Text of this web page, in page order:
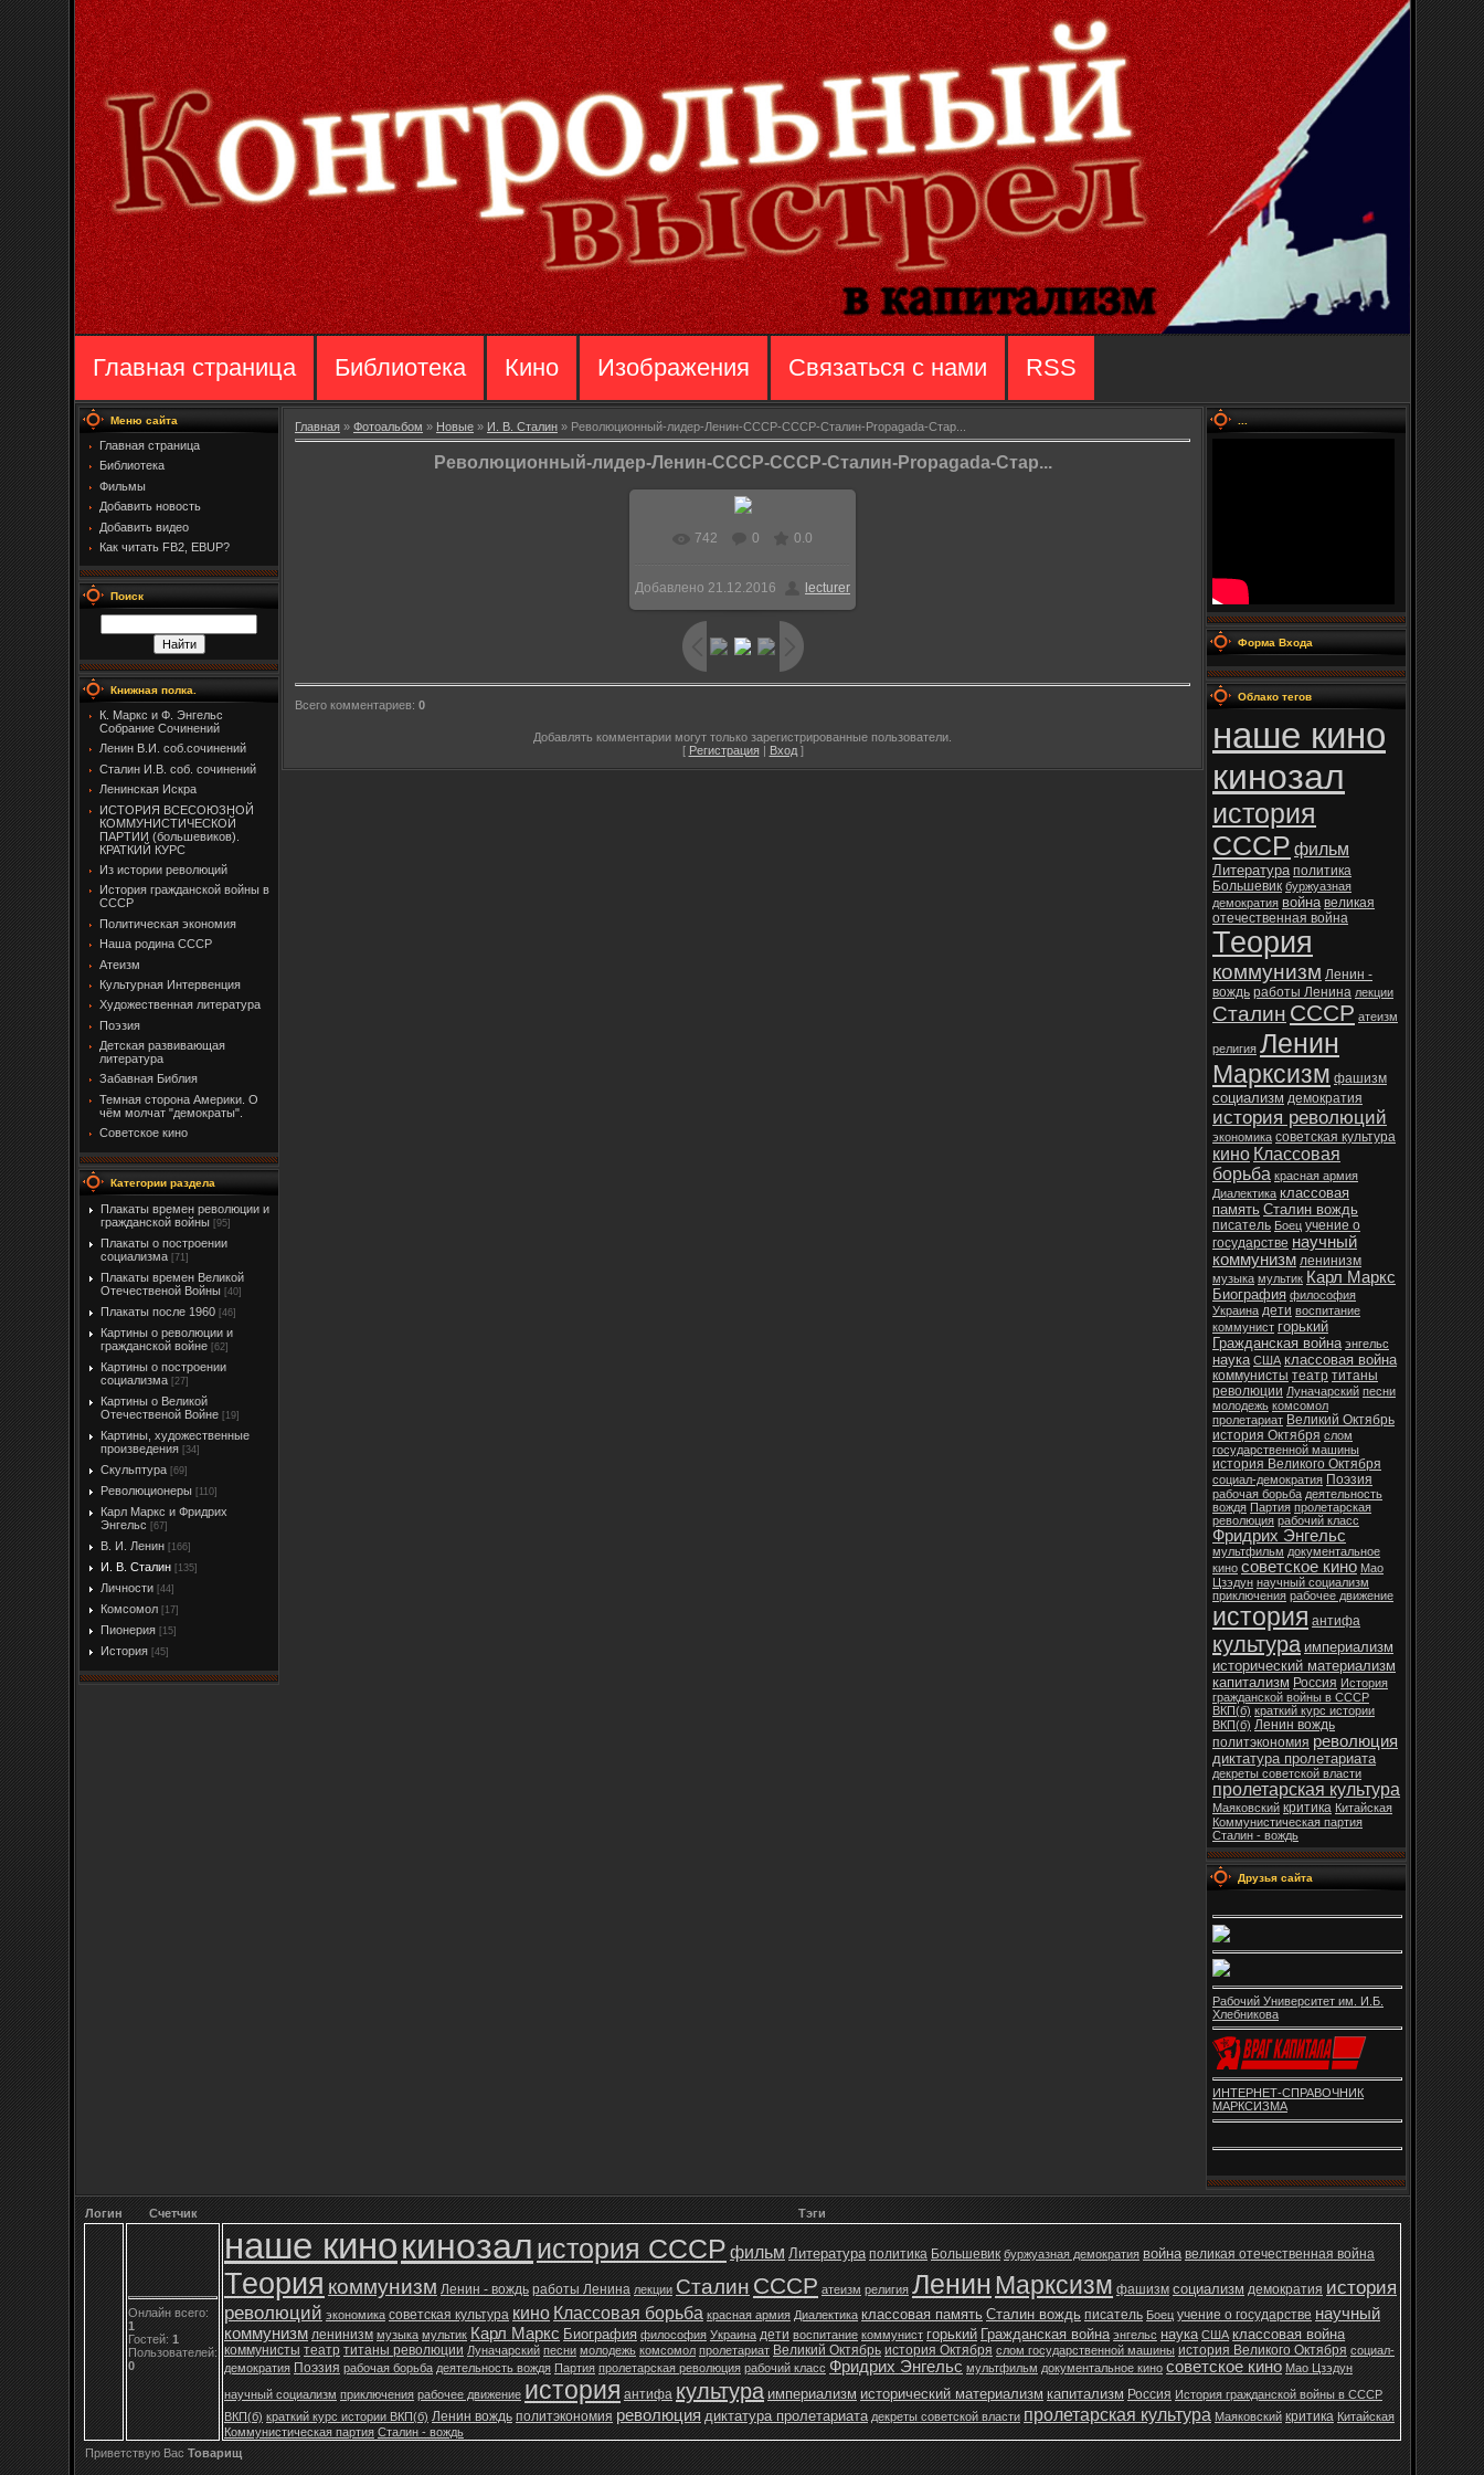
Главная страница Библиотека Кино Изображения Связаться с нами RSS
Меню сайта
Главная страница
Библиотека
Фильмы
Добавить новость
Добавить видео
Как читать FB2, EBUP?
Поиск
Книжная полка.
К. Маркс и Ф. Энгельс
Собрание Сочинений
Ленин В.И. соб.сочинений
Сталин И.В. соб. сочинений
Ленинская Искра
ИСТОРИЯ ВСЕСОЮЗНОЙ
КОММУНИСТИЧЕСКОЙ
ПАРТИИ (большевиков).
КРАТКИЙ КУРС
Из истории революций
История гражданской войны в
СССР
Политическая экономия
Наша родина СССР
Атеизм
Культурная Интервенция
Художественная литература
Поэзия
Детская развивающая
литература
Забавная Библия
Темная сторона Америки. О
чём молчат "демократы".
Советское кино
Категории раздела
Плакаты времен революции и
гражданской войны [95]
Плакаты о построении
социализма [71]
Плакаты времен Великой
Отечественой Войны [40]
Плакаты после 1960 [46]
Картины о революции и
гражданской войне [62]
Картины о построении
социализма [27]
Картины о Великой
Отечественой Войне [19]
Картины, художественные
произведения [34]
Скульптура [69]
Революционеры [110]
Карл Маркс и Фридрих
Энгельс [67]
В. И. Ленин [166]
И. В. Сталин [135]
Личности [44]
Комсомол [17]
Пионерия [15]
История [45]
Главная » Фотоальбом » Новые » И. В. Сталин » Революционный-лидер-Ленин-CCCP-СССР-Сталин-Propagada-Стар...
Революционный-лидер-Ленин-CCCP-СССР-Сталин-Propagada-Стар...
742 0 0.0
Добавлено 21.12.2016 lecturer
Всего комментариев: 0
Добавлять комментарии могут только зарегистрированные пользователи.
[ Регистрация| Вход]
Форма Входа
Облако тегов
наше кино
кинозал
история
СССР фильм
Литература политика
Большевик буржуазная
демократия война великая
отечественная война
Теория
коммунизм Ленин -
вождь работы Ленина лекции
Сталин СССР атеизм
религия Ленин
Марксизм фашизм
социализм демократия
история революций
экономика советская культура
кино Классовая
борьба красная армия
Диалектика классовая
память Сталин вождь
писатель Боец учение о
государстве научный
коммунизм ленинизм
музыка мультик Карл Маркс
Биография философия
Украина дети воспитание
коммунист горький
Гражданская война энгельс
наука США классовая война
коммунисты театр титаны
революции Луначарский песни
молодежь комсомол
пролетариат Великий Октябрь
история Октября слом
государственной машины
история Великого Октября
социал-демократия Поэзия
рабочая борьба деятельность
вождя Партия пролетарская
революция рабочий класс
Фридрих Энгельс
мультфильм документальное
кино советское кино Мао
Цзэдун научный социализм
приключения рабочее движение
история антифа
культура империализм
исторический материализм
капитализм Россия История
гражданской войны в СССР
ВКП(б) краткий курс истории
ВКП(б) Ленин вождь
политэкономия революция
диктатура пролетариата
декреты советской власти
пролетарская культура
Маяковский критика Китайская
Коммунистическая партия
Сталин - вождь
Друзья сайта
Рабочий Университет им. И.Б.
Хлебникова
ИНТЕРНЕТ-СПРАВОЧНИК
МАРКСИЗМА
Логин Счетчик Тэги
Онлайн всего:
1
Гостей:1
Пользователей:
0
наше кинокинозалистория СССРфильм Литература политика Большевик буржуазная демократия война великая отечественная война
Теория коммунизм Ленин - вождь работы Ленина лекции Сталин СССР атеизм религия ЛенинМарксизм фашизм социализм демократия история
революций экономика советская культура киноКлассовая борьба красная армия Диалектика классовая память Сталин вождь писатель Боец учение о государстве научный
коммунизм ленинизм музыка мультик Карл Маркс Биография философия Украина дети воспитание коммунист горький Гражданская война энгельс наука США классовая война
коммунисты театр титаны революции Луначарский песни молодежь комсомол пролетариат Великий Октябрь история Октября слом государственной машины история Великого Октября социал-
демократия Поэзия рабочая борьба деятельность вождя Партия пролетарская революция рабочий класс Фридрих Энгельс мультфильм документальное кино советское кино Мао Цзэдун
научный социализм приключения рабочее движение история антифа культура империализм исторический материализм капитализм Россия История гражданской войны в СССР
ВКП(б) краткий курс истории ВКП(б) Ленин вождь политэкономия революция диктатура пролетариата декреты советской власти пролетарская культура Маяковский критика Китайская
Коммунистическая партия Сталин - вождь
Приветствую Вас Товарищ